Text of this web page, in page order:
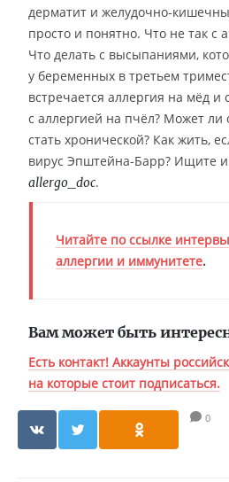
дерматит и желудочно-
просто и понятно. Что не так с
Что делать с высыпаниями,
у беременных в третьем
встречается аллергия на мёд и
с аллергией на пчёл? Может ли
стать хронической? Как жить,
вирус Эпштейна-Барр? Ищите
allergo_doc.
Читайте по ссылке
аллергии и иммунитете.
Вам может быть
Есть контакт! Аккаунты
на которые стоит подписаться.
0